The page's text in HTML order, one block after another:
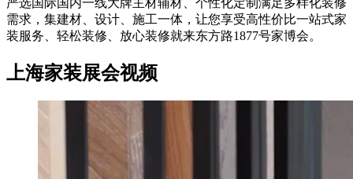
需求，集建材、设计、施工一体，让您享受高性价比一站式家
装服务、轻松装修、放心装修就来东方路1877号家博会。
上海家装展会视频